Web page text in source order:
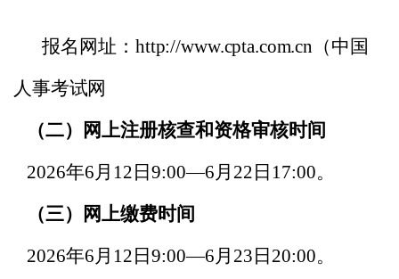
报名 网址： http://www.cpta.com.cn （中国
人事考试网
（二）网上注册核查和资格审核时间
2026年6 月 12 日 9:00—6 月 22 日 17:00。
（三）网上缴费时间
2026年6 月 12 日 9:00—6 月 23 日 20:00。